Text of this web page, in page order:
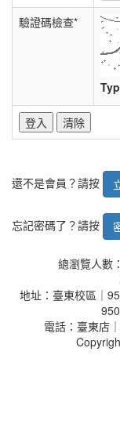
驗證碼檢查*
還不是會員？請按
忘記密碼了？請按
總瀏覽人數
地址：臺東校區｜
電話：臺東店